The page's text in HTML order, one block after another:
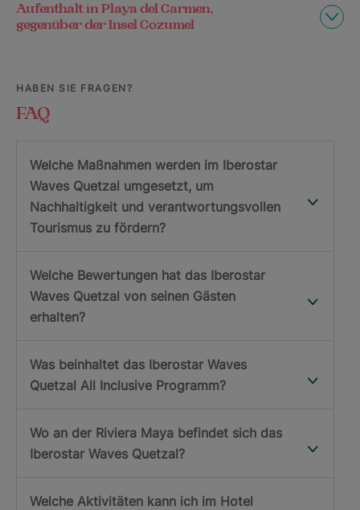
Aufenthalt in Playa del Carmen,
gegenüber der Insel Cozumel
HABEN SIE FRAGEN?
FAQ
Welche Maßnahmen werden im Iberostar
Waves Quetzal umgesetzt, um
Nachhaltigkeit und verantwortungsvollen
Tourismus zu fördern?
Welche Bewertungen hat das Iberostar
Waves Quetzal von seinen Gästen
erhalten?
Was beinhaltet das Iberostar Waves
Quetzal All Inclusive Programm?
Wo an der Riviera Maya befindet sich das
Iberostar Waves Quetzal?
Welche Aktivitäten kann ich im Hotel